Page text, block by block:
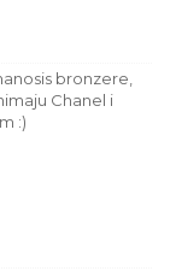
bronzere,
Chanel i
:)